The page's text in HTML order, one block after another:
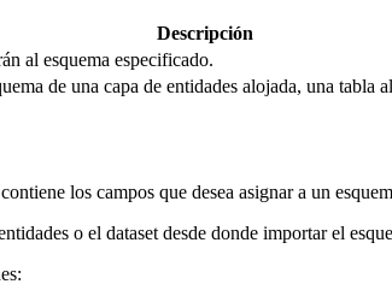
Descripción
al esquema especificado.
de una capa de entidades alojada, una tabla
los campos que desea asignar a un
o el dataset desde donde importar el